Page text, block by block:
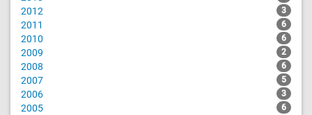
2012 3
2011 6
2010 6
2009 2
2008 6
2007 5
2006 3
2005 6